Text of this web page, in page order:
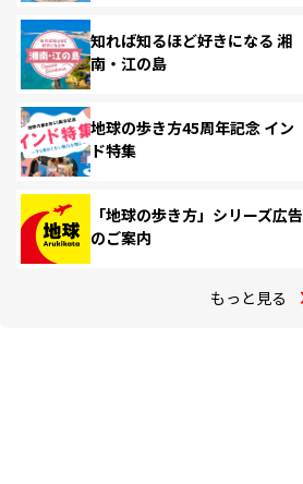
知れば知るほど好きになる 湘
南・江の島
地球の歩き方45周年記念 イン
ド特集
「地球の歩き方」シリーズ広告
のご案内
もっと見る